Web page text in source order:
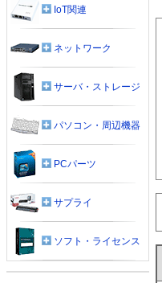
IoT関連
ネットワーク
サーバ・ストレージ
パソコン・周辺機器
PCパーツ
サプライ
ソフト・ライセンス